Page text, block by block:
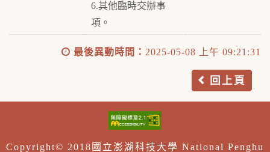
6.其他臨時交辦事
項。
最後異動時間： 2025-05-08 上午 09:21:31
回上頁
Copyright© 2018國立澎湖科技大學 National Penghu